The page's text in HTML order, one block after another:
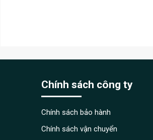
Chính sách công ty
Chính sách bảo hành
Chính sách vận chuyển